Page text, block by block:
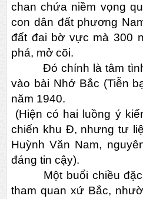
chan chứa niềm vọng
con dân đất phương
đất đai bờ vực mà 300
phá, mở cõi.
Đó chính là tâm tình
vào bài Nhớ Bắc (Tiễn
năm 1940.
(Hiện có hai luồng ý
chiến khu Đ, nhưng tư
Huỳnh Văn Nam,
đáng tin cậy).
Một buổi chiều đặc
tham quan xứ Bắc,